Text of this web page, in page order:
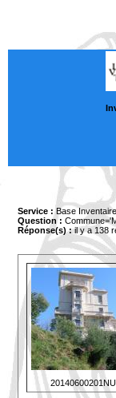
Service : Base Inventaire
Question :
Réponse(s) :il y a 138